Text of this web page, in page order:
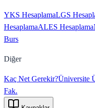
YKS HesaplamaLGS
HesaplamaALES Hesaplama
Burs
Diğer
Kaç Net Gerekir?Üniversite
Fak.